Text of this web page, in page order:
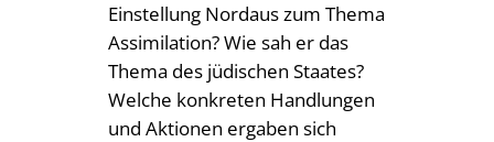
Einstellung Nordaus zum Thema
Assimilation? Wie sah er das
Thema des jüdischen Staates?
Welche konkreten Handlungen
und Aktionen ergaben sich